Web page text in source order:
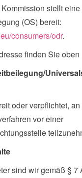
stellt
(OS) bereit:
consumers/odr.
finden Sie oben
oder verpflichtet, an
vor einer
sind wir gemäß § 7